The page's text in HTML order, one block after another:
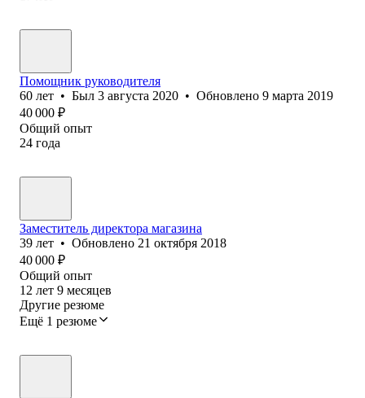
Помощник руководителя
60 лет • Был 3 августа 2020 • Обновлено 9 марта 2019
40 000 ₽
Общий опыт
24 года
Заместитель директора магазина
39 лет • Обновлено 21 октября 2018
40 000 ₽
Общий опыт
12 лет 9 месяцев
Другие резюме
Ещё 1 резюме